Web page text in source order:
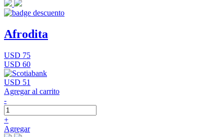
Afrodita
USD 75
USD 60
USD 51
Agregar al carrito
-
+
Agregar